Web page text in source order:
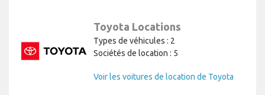
Toyota Locations
Types de véhicules : 2
Sociétés de location : 5
Voir les voitures de location de Toyota